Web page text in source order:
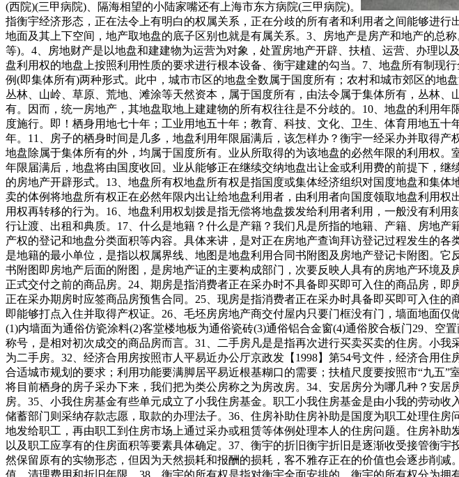
(西院)(三甲病院)、隔海相望的小陆家嘴还有上海市东方病院(三甲病院)。